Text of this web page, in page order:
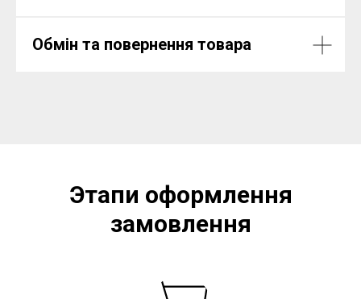
Обмін та повернення товара
Этапи оформлення
замовлення